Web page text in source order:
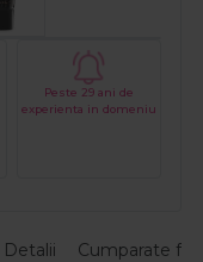
Peste 29 ani de
experienta in domeniu
Detalii Cumparate